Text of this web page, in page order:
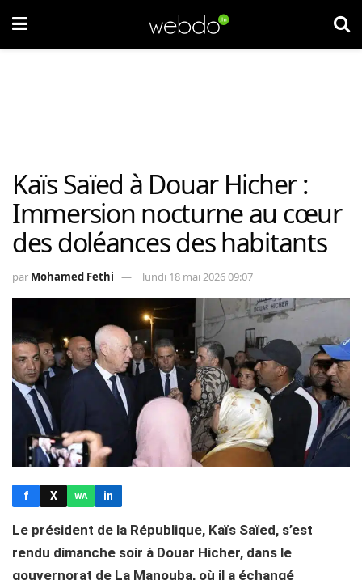
Kaïs Saïed à Douar Hicher :
Immersion nocturne au cœur
des doléances des habitants
par Mohamed Fethi lundi 18 mai 2026 09:07
f X WA in
Le président de la République, Kaïs Saïed, s’est
rendu dimanche soir à Douar Hicher, dans le
gouvernorat de La Manouba, où il a échangé